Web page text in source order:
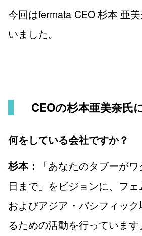
今回はfermata CEO 杉本 亜
いました。
CEOの杉本亜美奈氏
何をしている会社ですか？
杉本：
「あなたのタブーが
日まで」をビジョンに、フ
およびアジア・パシフィッ
るための活動を行っています。